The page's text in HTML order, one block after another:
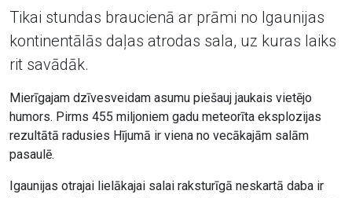
Tikai stundas braucienā ar prāmi no Igaunijas
kontinentālās daļas atrodas sala, uz kuras laiks
rit savādāk.
Mierīgajam dzīvesveidam asumu piešauj jaukais vietējo
humors. Pirms 455 miljoniem gadu meteorīta eksplozijas
rezultātā radusies Hījumā ir viena no vecākajām salām
pasaulē.
Igaunijas otrajai lielākajai salai raksturīgā neskartā daba ir